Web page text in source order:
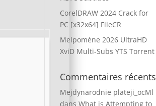
CorelDRAW 2024 Crack for
PC [x32x64] FileCR
Melpomène 2026 UltraHD
XviD Multi-Subs YTS Torrent
Commentaires récents
Mejdynarodnie plateji_ocMl
dansWhat is Attempting to